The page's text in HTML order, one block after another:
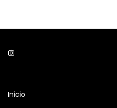
Inicio